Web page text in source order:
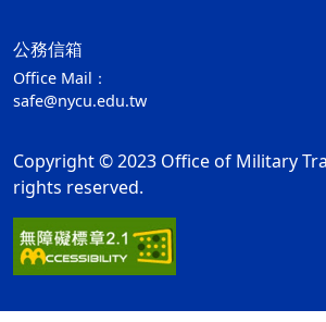
公務信箱
Office Mail：
safe@nycu.edu.tw
Copyright © 2023 Office of Military
rights reserved.